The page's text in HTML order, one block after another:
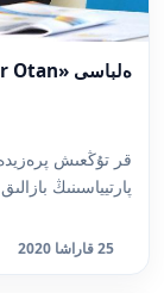
ەلباسى «Nur Otan» پارتيياسىنىڭ بازالىق 3 پرينتسيپٸن اتادى
پارتيياسىنىڭ بازالىق 3 پرينتسيپٸن اتادى, دەپ حابا...
25 قاراشا 2020